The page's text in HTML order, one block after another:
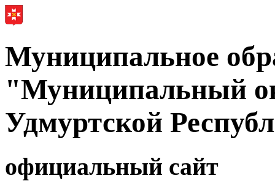
Муниципальное
"Муниципальный
Удмуртской
официальный сайт